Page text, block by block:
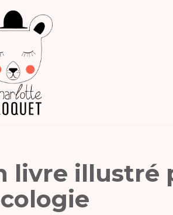
livre illustré